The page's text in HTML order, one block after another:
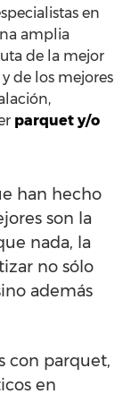
en
amplia
de la mejor
de los mejores
parquet y/o
han hecho
son la
nada, la
no sólo
además
con parquet,
en